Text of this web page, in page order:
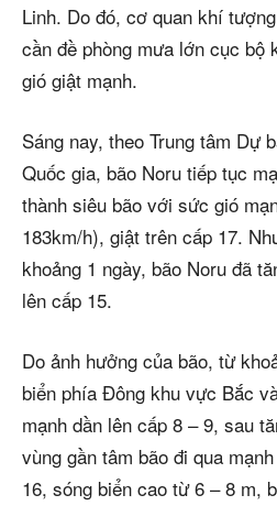
Linh. Do đó, cơ quan khí
cần đề phòng mưa lớn cục bộ
gió giật mạnh.
Sáng nay, theo Trung tâm Dự
Quốc gia, bão Noru tiếp tục
thành siêu bão với sức gió
183km/h), giật trên cấp 17.
khoảng 1 ngày, bão Noru đã
lên cấp 15.
Do ảnh hưởng của bão, từ
biển phía Đông khu vực Bắc
mạnh dần lên cấp 8 – 9, sau
vùng gần tâm bão đi qua
16, sóng biển cao từ 6 – 8 m,